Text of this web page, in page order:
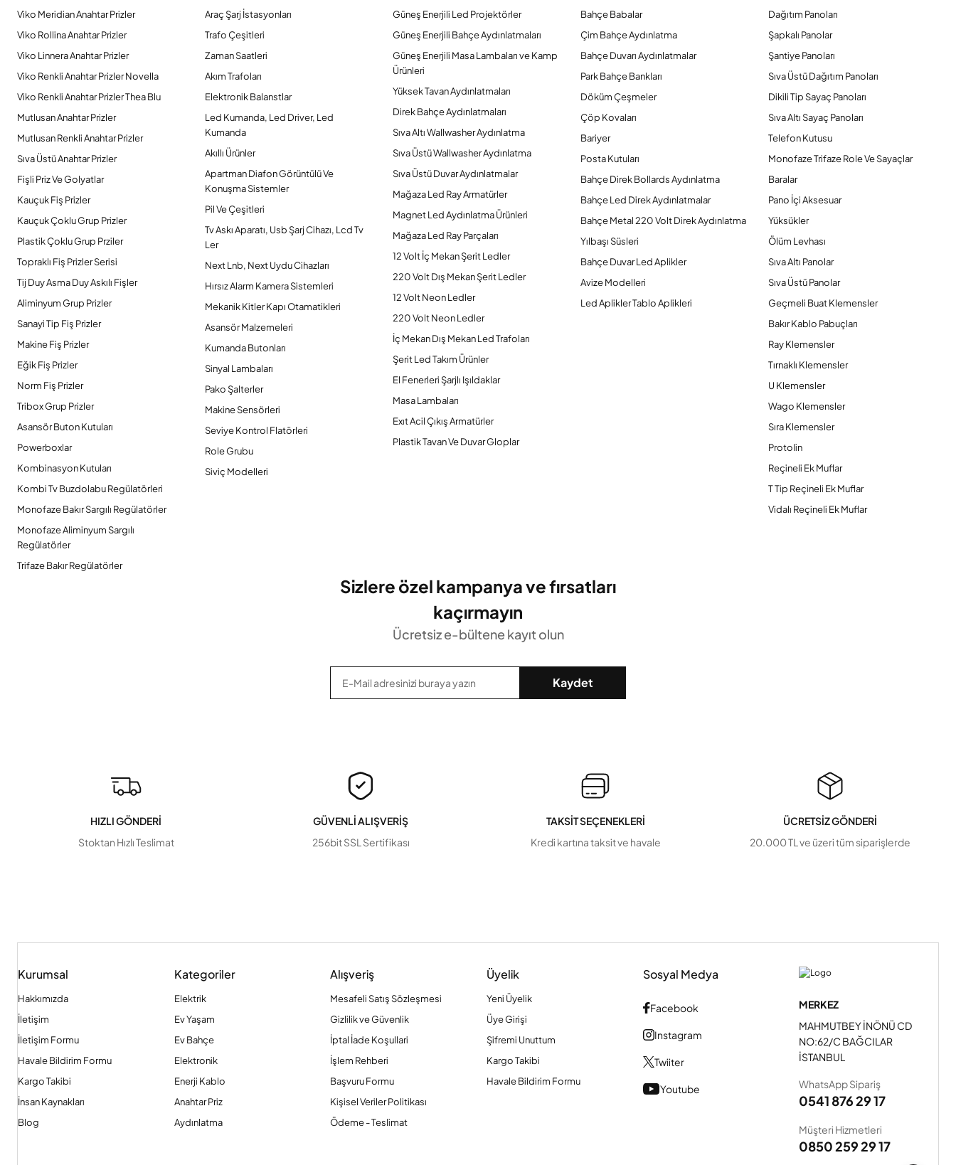
Viko Meridian Anahtar Prizler
Viko Rollina Anahtar Prizler
Viko Linnera Anahtar Prizler
Viko Renkli Anahtar Prizler Novella
Viko Renkli Anahtar Prizler Thea Blu
Mutlusan Anahtar Prizler
Mutlusan Renkli Anahtar Prizler
Sıva Üstü Anahtar Prizler
Fişli Priz Ve Golyatlar
Kauçuk Fiş Prizler
Kauçuk Çoklu Grup Prizler
Plastik Çoklu Grup Prziler
Topraklı Fiş Prizler Serisi
Tij Duy Asma Duy Askılı Fişler
Aliminyum Grup Prizler
Sanayi Tip Fiş Prizler
Makine Fiş Prizler
Eğik Fiş Prizler
Norm Fiş Prizler
Tribox Grup Prizler
Asansör Buton Kutuları
Powerboxlar
Kombinasyon Kutuları
Kombi Tv Buzdolabu Regülatörleri
Monofaze Bakır Sargılı Regülatörler
Monofaze Aliminyum Sargılı
Regülatörler
Trifaze Bakır Regülatörler
Araç Şarj İstasyonları
Trafo Çeşitleri
Zaman Saatleri
Akım Trafoları
Elektronik Balanstlar
Led Kumanda, Led Driver, Led
Kumanda
Akıllı Ürünler
Apartman Diafon Görüntülü Ve
Konuşma Sistemler
Pil Ve Çeşitleri
Tv Askı Aparatı, Usb Şarj Cihazı, Lcd Tv
Ler
Next Lnb, Next Uydu Cihazları
Hırsız Alarm Kamera Sistemleri
Mekanik Kitler Kapı Otamatikleri
Asansör Malzemeleri
Kumanda Butonları
Sinyal Lambaları
Pako Şalterler
Makine Sensörleri
Seviye Kontrol Flatörleri
Role Grubu
Siviç Modelleri
Güneş Enerjili Led Projektörler
Güneş Enerjili Bahçe Aydınlatmaları
Güneş Enerjili Masa Lambaları ve Kamp
Ürünleri
Yüksek Tavan Aydınlatmaları
Direk Bahçe Aydınlatmaları
Sıva Altı Wallwasher Aydınlatma
Sıva Üstü Wallwasher Aydınlatma
Sıva Üstü Duvar Aydınlatmalar
Mağaza Led Ray Armatürler
Magnet Led Aydınlatma Ürünleri
Mağaza Led Ray Parçaları
12 Volt İç Mekan Şerit Ledler
220 Volt Dış Mekan Şerit Ledler
12 Volt Neon Ledler
220 Volt Neon Ledler
İç Mekan Dış Mekan Led Trafoları
Şerit Led Takım Ürünler
El Fenerleri Şarjlı Işıldaklar
Masa Lambaları
Exıt Acil Çıkış Armatürler
Plastik Tavan Ve Duvar Gloplar
Bahçe Babalar
Çim Bahçe Aydınlatma
Bahçe Duvarı Aydınlatmalar
Park Bahçe Bankları
Döküm Çeşmeler
Çöp Kovaları
Bariyer
Posta Kutuları
Bahçe Direk Bollards Aydınlatma
Bahçe Led Direk Aydınlatmalar
Bahçe Metal 220 Volt Direk Aydınlatma
Yılbaşı Süsleri
Bahçe Duvar Led Aplikler
Avize Modelleri
Led Aplikler Tablo Aplikleri
Dağıtım Panoları
Şapkalı Panolar
Şantiye Panoları
Sıva Üstü Dağıtım Panoları
Dikili Tip Sayaç Panoları
Sıva Altı Sayaç Panoları
Telefon Kutusu
Monofaze Trifaze Role Ve Sayaçlar
Baralar
Pano İçi Aksesuar
Yüksükler
Ölüm Levhası
Sıva Altı Panolar
Sıva Üstü Panolar
Geçmeli Buat Klemensler
Bakır Kablo Pabuçları
Ray Klemensler
Tırnaklı Klemensler
U Klemensler
Wago Klemensler
Sıra Klemensler
Protolin
Reçineli Ek Muflar
T Tip Reçineli Ek Muflar
Vidalı Reçineli Ek Muflar
Sizlere özel kampanya ve fırsatları
kaçırmayın
Ücretsiz e-bültene kayıt olun
Kaydet
HIZLI GÖNDERİ
Stoktan Hızlı Teslimat
GÜVENLİ ALIŞVERİŞ
256bit SSL Sertifikası
TAKSİT SEÇENEKLERİ
Kredi kartına taksit ve havale
ÜCRETSİZ GÖNDERİ
20.000 TL ve üzeri tüm siparişlerde
Kurumsal
Hakkımızda
İletişim
İletişim Formu
Havale Bildirim Formu
Kargo Takibi
İnsan Kaynakları
Blog
Kategoriler
Elektrik
Ev Yaşam
Ev Bahçe
Elektronik
Enerji Kablo
Anahtar Priz
Aydınlatma
Alışveriş
Mesafeli Satış Sözleşmesi
Gizlilik ve Güvenlik
İptal İade Koşullari
İşlem Rehberi
Başvuru Formu
Kişisel Veriler Politikası
Ödeme - Teslimat
Üyelik
Yeni Üyelik
Üye Girişi
Şifremi Unuttum
Kargo Takibi
Havale Bildirim Formu
Sosyal Medya
Facebook
Instagram
Twiiter
Youtube
MERKEZ
MAHMUTBEY İNÖNÜ CD
NO:62/C BAĞCILAR
İSTANBUL
WhatsApp Sipariş
0541 876 29 17
Müşteri Hizmetleri
0850 259 29 17